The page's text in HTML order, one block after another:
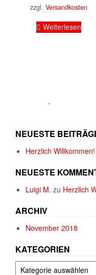
zzgl.Versandkosten
Weiterlesen
NEUESTE
Herzlich Willkommen!
NEUESTE
Luigi M. zu Herzlich
ARCHIV
November 2018
KATEGORIEN
Kategorien